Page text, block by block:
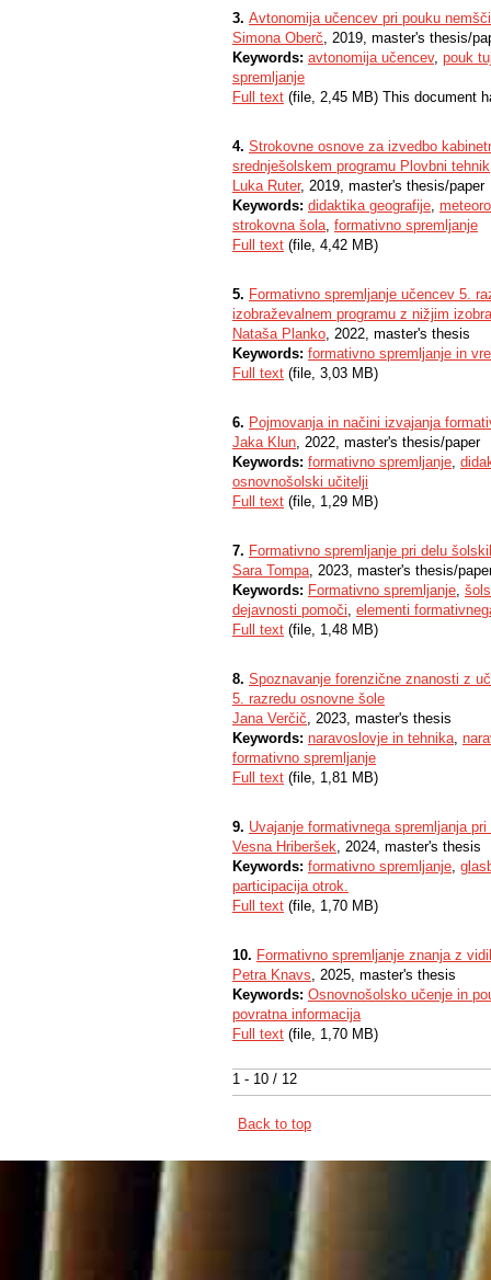
1 - 10 / 12
3. Avtonomija učencev pri pouku
Simona Oberč, 2019, master's thesis/
Keywords: avtonomija učencev, pouk
spremljanje
Full text (file, 2,45 MB) This document
4. Strokovne osnove za izvedbo
srednješolskem programu Plovbni tehnik
Luka Ruter, 2019, master's thesis/paper
Keywords: didaktika geografije,
strokovna šola, formativno spremljanje
Full text (file, 4,42 MB)
5. Formativno spremljanje učencev 5.
izobraževalnem programu z nižjim
Nataša Planko, 2022, master's thesis
Keywords: formativno spremljanje in
Full text (file, 3,03 MB)
6. Pojmovanja in načini izvajanja
Jaka Klun, 2022, master's thesis/paper
Keywords: formativno spremljanje,
osnovnošolski učitelji
Full text (file, 1,29 MB)
7. Formativno spremljanje pri delu
Sara Tompa, 2023, master's thesis/
Keywords: Formativno spremljanje,
dejavnosti pomoči, elementi
Full text (file, 1,48 MB)
8. Spoznavanje forenzične znanosti z
5. razredu osnovne šole
Jana Verčič, 2023, master's thesis
Keywords: naravoslovje in tehnika,
formativno spremljanje
Full text (file, 1,81 MB)
9. Uvajanje formativnega spremljanja
Vesna Hriberšek, 2024, master's thesis
Keywords: formativno spremljanje,
participacija otrok.
Full text (file, 1,70 MB)
10. Formativno spremljanje znanja z
Petra Knavs, 2025, master's thesis
Keywords: Osnovnošolsko učenje in
povratna informacija
Full text (file, 1,70 MB)
Back to top